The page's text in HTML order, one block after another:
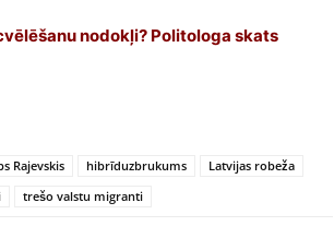
nodokļi? Politologa skats
Rajevskis hibrīduzbrukums
Latvijas robeža
trešo valstu migranti